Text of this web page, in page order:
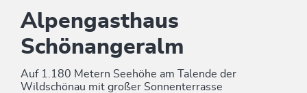
Alpengasthaus
Schönangeralm
Auf 1.180 Metern Seehöhe am Talende der
Wildschönau mit großer Sonnenterrasse